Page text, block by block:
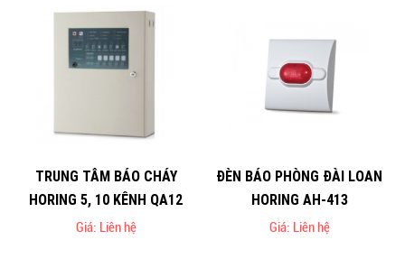
TRUNG TÂM BÁO CHÁY
HORING 5, 10 KÊNH QA12
Giá: Liên hệ
ĐÈN BÁO PHÒNG ĐÀI LOAN
HORING AH-413
Giá: Liên hệ